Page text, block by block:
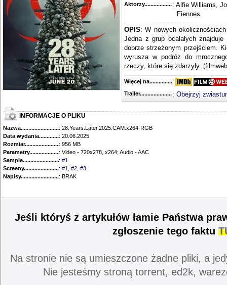
Aktorzy...........................................
: Alfie Williams,
Fiennes
OPIS: W nowych
Jedna z grup ocalałych
dobrze strzeżonym przejściem.
wyrusza w podróż do
rzeczy, które się zdarzyły.
Więcej na........................................
:
Trailer...........................................
: Obejrzyj
INFORMACJE O PLIKU
Nazwa.............................................: 28.Years.Later.2025.CAM.x264-RGB
Data wydania......................................
: 20.06.2025
Rozmiar...........................................
: 956 MB
Parametry.........................................: Video - 720x278, x264; Audio - AAC
Sample............................................
: #1
Screeny...........................................
: #1 #2 #3
Napisy............................................
: BRAK
Jeśli któryś z artykułów łamie Państwa
zgłoszenie tego faktu
Na stronie nie są umieszczone żadne pliki, a
Nie jesteśmy stroną torrent, ed2k,